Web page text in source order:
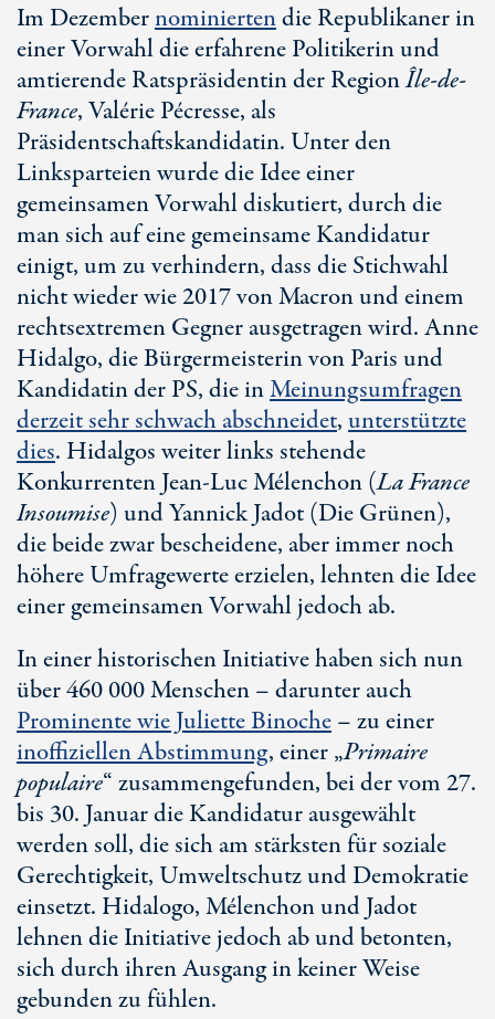
Im Dezembernominiertendie Republikaner in
einer Vorwahl die erfahrene Politikerin und
amtierende Ratspräsidentin der RegionÎle-de-
France, Valérie Pécresse, als
Präsidentschaftskandidatin. Unter den
Linksparteien wurde die Idee einer
gemeinsamen Vorwahl diskutiert, durch die
man sich auf eine gemeinsame Kandidatur
einigt, um zu verhindern, dass die Stichwahl
nicht wieder wie 2017 von Macron und einem
rechtsextremen Gegner ausgetragen wird. Anne
Hidalgo, die Bürgermeisterin von Paris und
Kandidatin der PS, die inMeinungsumfragen
derzeit sehr schwach abschneidet,unterstützte
dies. Hidalgos weiter links stehende
Konkurrenten Jean-Luc Mélenchon (La France
Insoumise) und Yannick Jadot (Die Grünen),
die beide zwar bescheidene, aber immer noch
höhere Umfragewerte erzielen, lehnten die Idee
einer gemeinsamen Vorwahl jedoch ab.
In einer historischen Initiative haben sich nun
über 460 000 Menschen – darunter auch
Prominente wie Juliette Binoche– zu einer
inoffiziellen Abstimmung, einer „Primaire
populaire“ zusammengefunden, bei der vom 27.
bis 30. Januar die Kandidatur ausgewählt
werden soll, die sich am stärksten für soziale
Gerechtigkeit, Umweltschutz und Demokratie
einsetzt. Hidalogo, Mélenchon und Jadot
lehnen die Initiative jedoch ab und betonten,
sich durch ihren Ausgang in keiner Weise
gebunden zu fühlen.